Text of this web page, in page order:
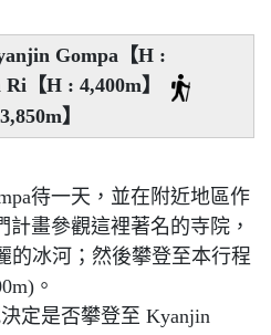
Gompa【H :
【H : 4,400m】
】
待一天，並在附近地區作
畫參觀這裡著名的寺院，
的冰河；然後攀登至本行程
。
定是否攀登至 Kyanjin